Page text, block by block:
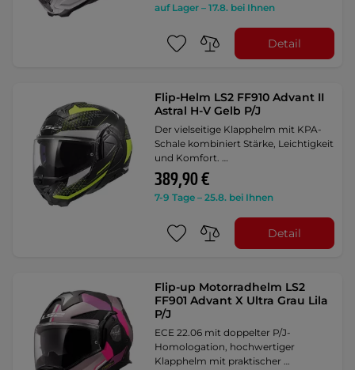
auf Lager – 17.8. bei Ihnen
Detail
Flip-Helm LS2 FF910 Advant II
Astral H-V Gelb P/J
Der vielseitige Klapphelm mit KPA-
Schale kombiniert Stärke, Leichtigkeit
und Komfort. …
389,90 €
7-9 Tage – 25.8. bei Ihnen
Detail
Flip-up Motorradhelm LS2
FF901 Advant X Ultra Grau Lila
P/J
ECE 22.06 mit doppelter P/J-
Homologation, hochwertiger
Klapphelm mit praktischer …